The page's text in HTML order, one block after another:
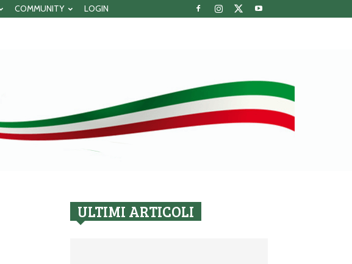
COMMUNITY LOGIN
ULTIMI ARTICOLI